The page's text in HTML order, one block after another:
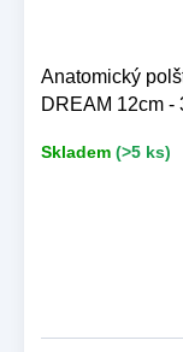
Anatomický
DREAM 12cm -
Skladem (>5 ks)